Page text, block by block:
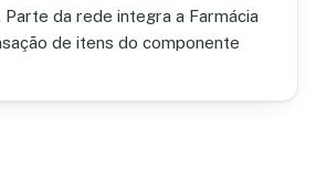
da rede integra a Farmácia
de itens do componente